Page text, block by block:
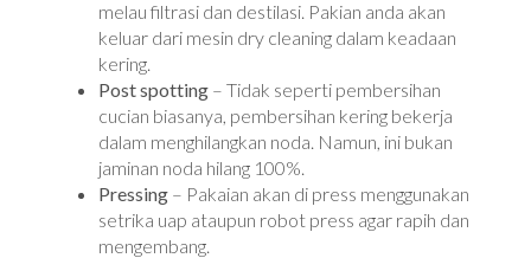
melau filtrasi dan destilasi. Pakian anda akan
keluar dari mesin dry cleaning dalam keadaan
kering.
Post spotting – Tidak seperti pembersihan
cucian biasanya, pembersihan kering bekerja
dalam menghilangkan noda. Namun, ini bukan
jaminan noda hilang 100%.
Pressing – Pakaian akan di press menggunakan
setrika uap ataupun robot press agar rapih dan
mengembang.